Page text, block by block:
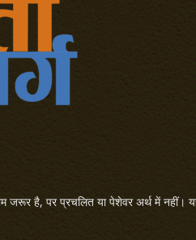
जरूर है, पर प्रचलित या पेशेवर अर्थ में नहीं।